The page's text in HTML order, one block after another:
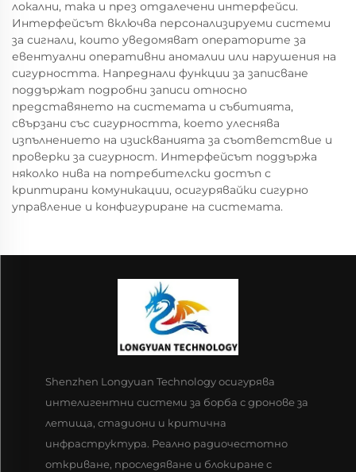
локални, така и през отдалечени интерфейси.
Интерфейсът включва персонализируеми системи
за сигнали, които уведомяват операторите за
евентуални оперативни аномалии или нарушения на
сигурността. Напреднали функции за записване
поддържат подробни записи относно
представянето на системата и събитията,
свързани със сигурността, което улеснява
изпълнението на изискванията за съответствие и
проверки за сигурност. Интерфейсът поддържа
няколко нива на потребителски достъп с
криптирани комуникации, осигурявайки сигурно
управление и конфигуриране на системата.
Shenzhen Longyuan Technology осигурява
интелигентни системи за борба с дронове за
летища, стадиони и критична
инфраструктура. Реално радиочестотно
откриване, проследяване и блокиране с